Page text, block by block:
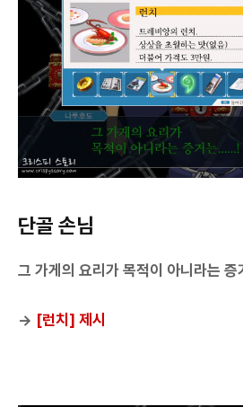
단골 손님
그 가게의 요리가 목적이 아니라는
→ [런치] 제시